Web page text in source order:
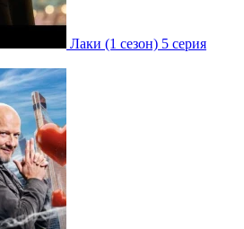
Лаки (1 сезон) 5 серия